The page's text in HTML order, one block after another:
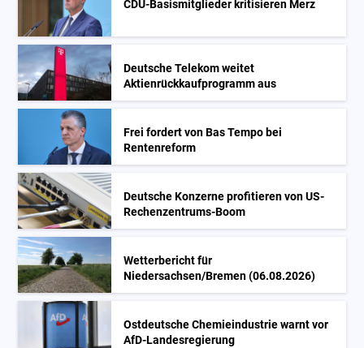
CDU-Basismitglieder kritisieren Merz
Deutsche Telekom weitet
Aktienrückkaufprogramm aus
Frei fordert von Bas Tempo bei
Rentenreform
Deutsche Konzerne profitieren von US-
Rechenzentrums-Boom
Wetterbericht für
Niedersachsen/Bremen (06.08.2026)
Ostdeutsche Chemieindustrie warnt vor
AfD-Landesregierung